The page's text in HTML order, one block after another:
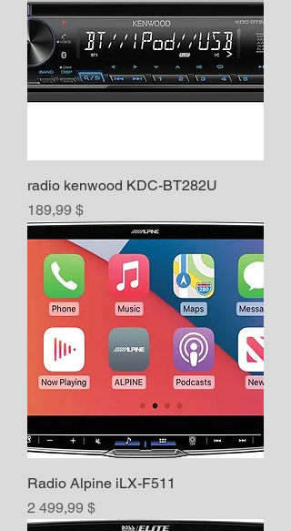
radio kenwood KDC-BT282U
Prix
189,99 $
Radio Alpine iLX-F511
Prix
2 499,99 $